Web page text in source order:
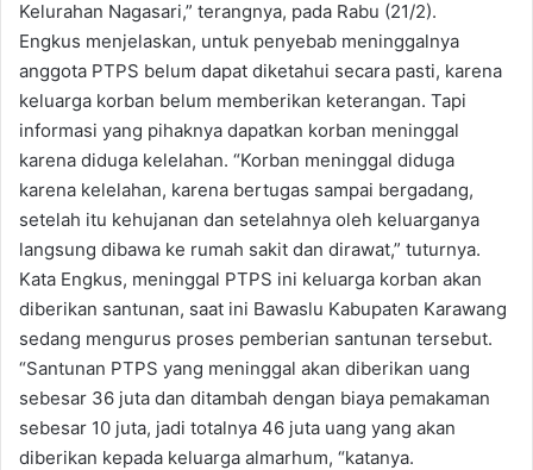
Kelurahan Nagasari,” terangnya, pada Rabu (21/2).
Engkus menjelaskan, untuk penyebab meninggalnya
anggota PTPS belum dapat diketahui secara pasti, karena
keluarga korban belum memberikan keterangan. Tapi
informasi yang pihaknya dapatkan korban meninggal
karena diduga kelelahan. “Korban meninggal diduga
karena kelelahan, karena bertugas sampai bergadang,
setelah itu kehujanan dan setelahnya oleh keluarganya
langsung dibawa ke rumah sakit dan dirawat,” tuturnya.
Kata Engkus, meninggal PTPS ini keluarga korban akan
diberikan santunan, saat ini Bawaslu Kabupaten Karawang
sedang mengurus proses pemberian santunan tersebut.
“Santunan PTPS yang meninggal akan diberikan uang
sebesar 36 juta dan ditambah dengan biaya pemakaman
sebesar 10 juta, jadi totalnya 46 juta uang yang akan
diberikan kepada keluarga almarhum, “katanya.